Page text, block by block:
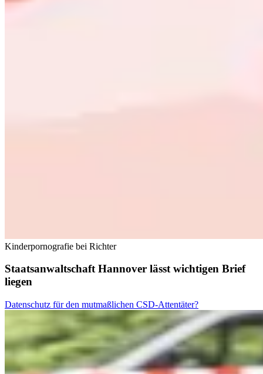
Kinderpornografie bei Richter
Staatsanwaltschaft Hannover lässt wichtigen Brief
liegen
Datenschutz für den mutmaßlichen CSD-Attentäter?